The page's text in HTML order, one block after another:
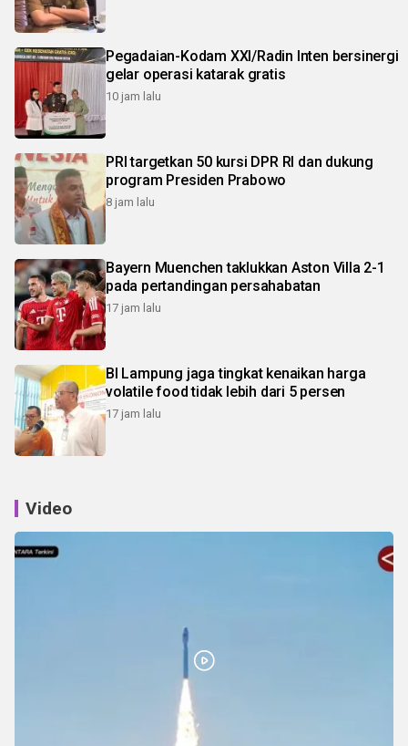
Pegadaian-Kodam XXI/Radin Inten bersinergi
gelar operasi katarak gratis
10 jam lalu
PRI targetkan 50 kursi DPR RI dan dukung
program Presiden Prabowo
8 jam lalu
Bayern Muenchen taklukkan Aston Villa 2-1
pada pertandingan persahabatan
17 jam lalu
BI Lampung jaga tingkat kenaikan harga
volatile food tidak lebih dari 5 persen
17 jam lalu
Video